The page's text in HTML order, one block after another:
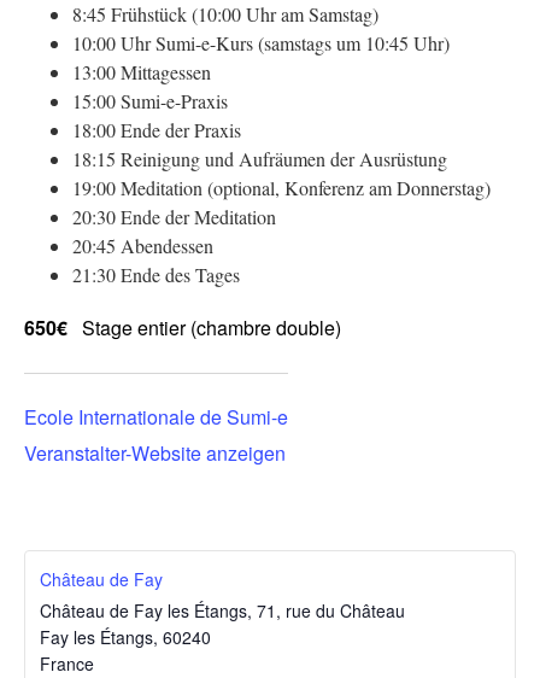
8:45 Frühstück (10:00 Uhr am Samstag)
10:00 Uhr Sumi-e-Kurs (samstags um 10:45 Uhr)
13:00 Mittagessen
15:00 Sumi-e-Praxis
18:00 Ende der Praxis
18:15 Reinigung und Aufräumen der Ausrüstung
19:00 Meditation (optional, Konferenz am Donnerstag)
20:30 Ende der Meditation
20:45 Abendessen
21:30 Ende des Tages
650€ Stage entier (chambre double)
Ecole Internationale de Sumi-e
Veranstalter-Website anzeigen
Château de Fay
Château de Fay les Étangs, 71, rue du Château
Fay les Étangs, 60240
France